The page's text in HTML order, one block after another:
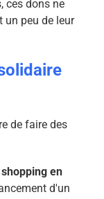
ces dons ne
un peu de leur
de faire des
en
d'un